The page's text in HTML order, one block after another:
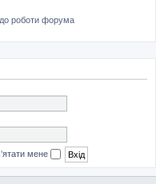
роботи форума
мене